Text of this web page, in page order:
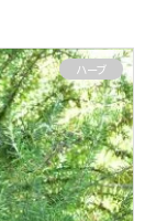
ハーブ